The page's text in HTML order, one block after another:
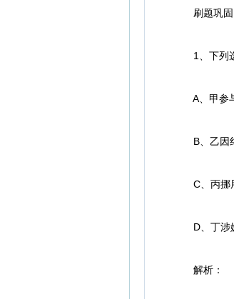
刷题巩固
1、下列选
A、甲参与
B、乙因纠
C、丙挪用
D、丁涉嫌
解析：